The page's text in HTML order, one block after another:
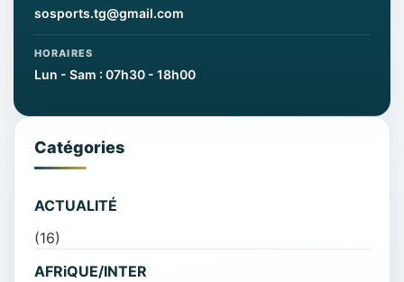
sosports.tg@gmail.com
HORAIRES
Lun - Sam : 07h30 - 18h00
Catégories
ACTUALITÉ
(16)
AFRiQUE/INTER